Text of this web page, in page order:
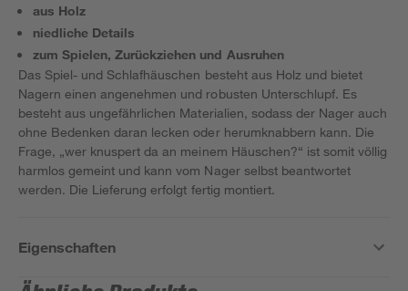
aus Holz
niedliche Details
zum Spielen, Zurückziehen und Ausruhen
Das Spiel- und Schlafhäuschen besteht aus Holz und bietet
Nagern einen angenehmen und robusten Unterschlupf. Es
besteht aus ungefährlichen Materialien, sodass der Nager auch
ohne Bedenken daran lecken oder herumknabbern kann. Die
Frage, „wer knuspert da an meinem Häuschen?“ ist somit völlig
harmlos gemeint und kann vom Nager selbst beantwortet
werden. Die Lieferung erfolgt fertig montiert.
Eigenschaften